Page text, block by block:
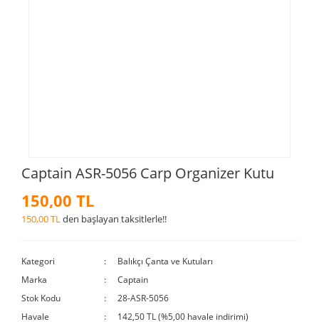
Captain ASR-5056 Carp Organizer Kutu
150,00 TL
150,00 TLden başlayan taksitlerle!!
Kategori
Balıkçı Çanta ve Kutuları
Marka
Captain
Stok Kodu
28-ASR-5056
Havale
142,50 TL (%5,00 havale indirimi)